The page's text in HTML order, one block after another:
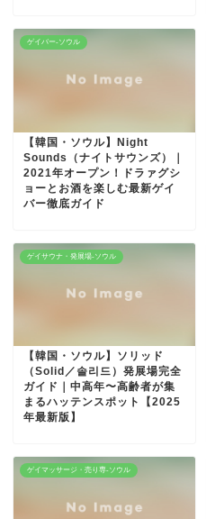
ゲイバー-ソウル
【韓国・ソウル】Night
Sounds（ナイトサウンズ）｜
2021年オープン！ドラァグシ
ョーとお酒を楽しむ最新ゲイ
バー徹底ガイド
ゲイサウナ・発展場-ソウル
【韓国・ソウル】ソリッド
（Solid／솔리드）発展場完全
ガイド｜中高年〜高齢者が集
まるハッテンスポット【2025
年最新版】
ゲイマッサージ・売り専-ソウル